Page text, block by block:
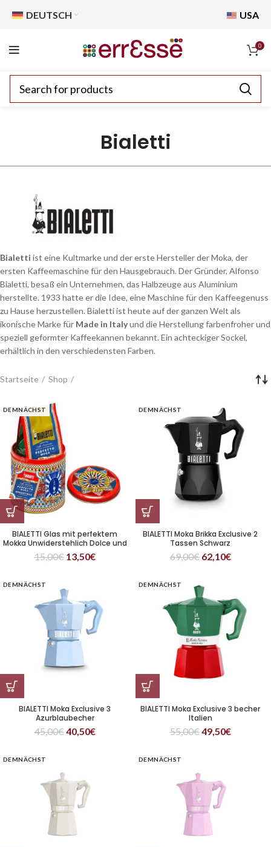
DEUTSCH USA
0
Bialetti
Bialetti ist eine Kultmarke und der erste Hersteller der Moka, der
ersten Kaffeemaschine für den Hausgebrauch. Der Gründer, Alfonso
Bialetti, besaß ein Unternehmen, das Halbzeuge aus Aluminium
herstellte. 1933 hatte er die Idee, eine Maschine für den Kaffeegenuss
zu Hause herzustellen. Bialetti ist heute auf der ganzen Welt als
ikonische Marke für Made in Italyund die Herstellung farbenfroher und
speziell geformter Kaffeekannen bekannt. Ein achteckiger Sockel,
erhältlich in den verschiedensten Farben.
Startseite Shop
DEMNÄCHST
BIALETTI Glas mit perfektem
Mokka Unwiderstehlich Dolce und
Gabbana
15,00€ 13,50€
DEMNÄCHST
BIALETTI Moka Brikka Exclusive 2
Tassen Schwarz
69,00€ 62,10€
DEMNÄCHST
BIALETTI Moka Exclusive 3
Azurblaubecher
45,00€40,50€
DEMNÄCHST
BIALETTI Moka Exclusive 3 becher
Italien
55,00€49,50€
DEMNÄCHST DEMNÄCHST